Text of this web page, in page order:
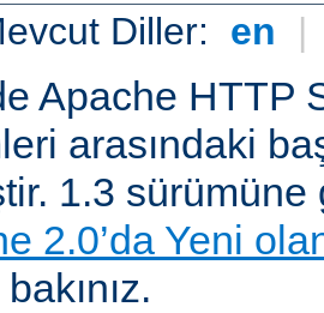
Diller: en |
Apache HTTP
arasındaki
1.3
2.0’da Yeni